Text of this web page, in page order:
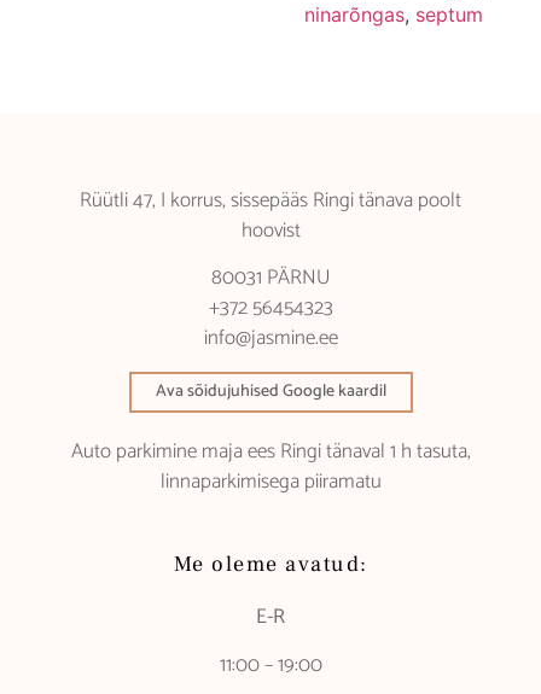
ninarõngas, septum
Rüütli 47, I korrus, sissepääs Ringi tänava poolt
hoovist
80031 PÄRNU
+372 56454323
info@jasmine.ee
Ava sõidujuhised Google kaardil
Auto parkimine maja ees Ringi tänaval 1 h tasuta,
linnaparkimisega piiramatu
Me oleme avatud:
E-R
11:00 – 19:00